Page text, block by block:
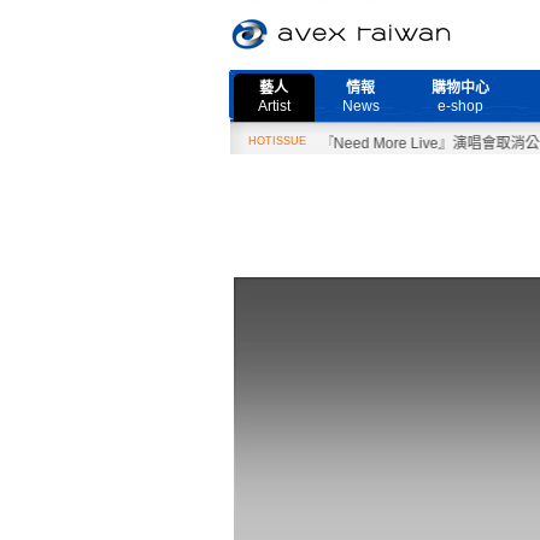
藝人
Artist
情報
News
購物中心
e-shop
HOTISSUE
2月27日『Need More Live』演唱會取消公告